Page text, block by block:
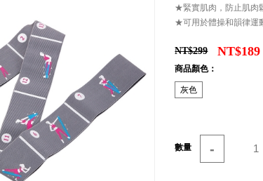
★緊實肌肉，防止肌肉
★可用於體操和韻律運
NT$299 NT$189
商品顏色：
灰色
數量 -